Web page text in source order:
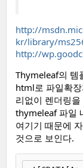
http://
kr/library/
http://
Thymeleaf의 템
html로 파일확
리없이 렌더링
thymeleaf 파일
여기기 때문에
것으로 보인다.